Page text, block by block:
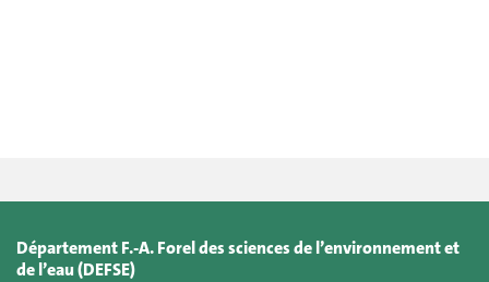
Département F.-A. Forel des sciences de l’environnement et
de l’eau (DEFSE)